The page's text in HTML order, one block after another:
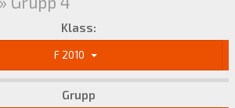
Klass:
F 2010
Grupp